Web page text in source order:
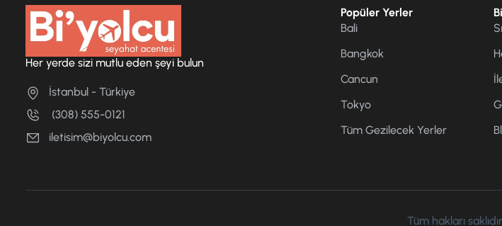
Her yerde sizi mutlu eden şeyi bulun
İstanbul - Türkiye
(308) 555-0121
iletisim@biyolcu.com
Popüler Yerler
Bali
Bangkok
Cancun
Tokyo
Tüm Gezilecek Yerler
Tüm hakları